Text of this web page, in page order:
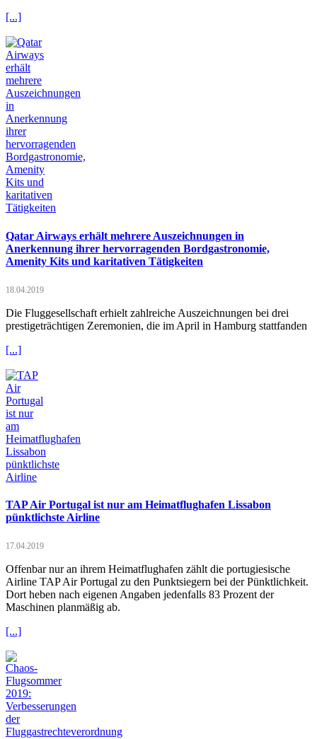
[...]
Qatar Airways erhält mehrere Auszeichnungen in
Anerkennung ihrer hervorragenden Bordgastronomie,
Amenity Kits und karitativen Tätigkeiten
18.04.2019
Die Fluggesellschaft erhielt zahlreiche Auszeichnungen bei drei
prestigeträchtigen Zeremonien, die im April in Hamburg stattfanden
[...]
TAP Air Portugal ist nur am Heimatflughafen Lissabon
pünktlichste Airline
17.04.2019
Offenbar nur an ihrem Heimatflughafen zählt die portugiesische
Airline TAP Air Portugal zu den Punktsiegern bei der Pünktlichkeit.
Dort heben nach eigenen Angaben jedenfalls 83 Prozent der
Maschinen planmäßig ab.
[...]